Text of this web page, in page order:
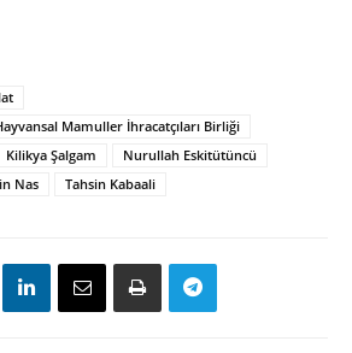
Mamuller İhracatçıları Birliği
Kilikya Şalgam
Nurullah Eskitütüncü
Nas Tahsin Kabaali